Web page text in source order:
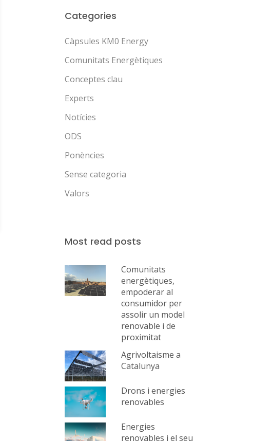
Categories
Càpsules KM0 Energy
Comunitats Energètiques
Conceptes clau
Experts
Notícies
ODS
Ponències
Sense categoria
Valors
Most read posts
Comunitats
energètiques,
empoderar al
consumidor per
assolir un model
renovable i de
proximitat
Agrivoltaisme a
Catalunya
Drons i energies
renovables
Energies
renovables i el seu